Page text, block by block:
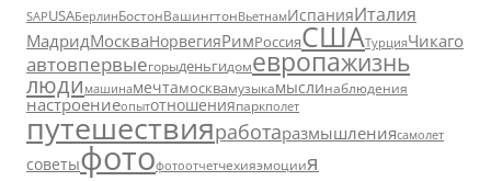
SAPUSAБерлинБостонВашингтонВьетнамИспанияИталия
МадридМоскваНорвегияРимРоссияСШАТурцияЧикаго
автовпервыегорыденьгидомевропажизнь
люди машинамечтамосквамузыкамыслинаблюдения
настроениеопытотношенияпаркполет
путешествияработаразмышлениясамолет
советыфотофотоотчетчехияэмоциия